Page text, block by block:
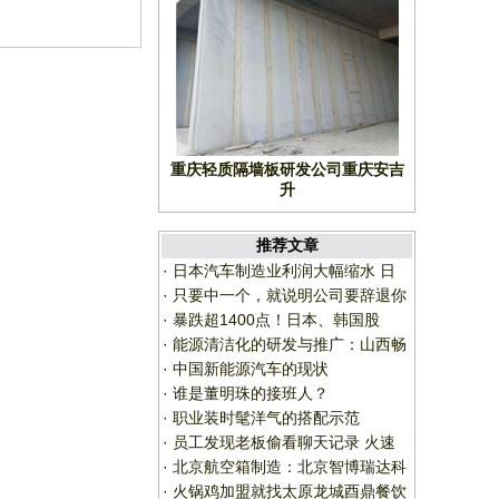
重庆轻质隔墙板研发公司重庆安吉
升
推荐文章
· 日本汽车制造业利润大幅缩水 日
· 只要中一个，就说明公司要辞退你
· 暴跌超1400点！日本、韩国股
· 能源清洁化的研发与推广：山西畅
· 中国新能源汽车的现状
· 谁是董明珠的接班人？
· 职业装时髦洋气的搭配示范
· 员工发现老板偷看聊天记录 火速
· 北京航空箱制造：北京智博瑞达科
· 火锅鸡加盟就找太原龙城酉鼎餐饮